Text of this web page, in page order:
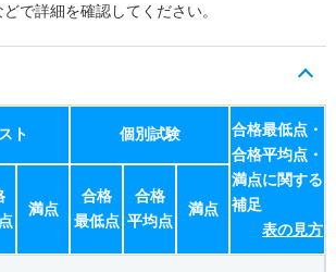
で詳細を確認してください。
ト 個別試験
合格最低点・
合格平均点・
満点に関する
補足
表の見方
満点
合格
最低点
合格
平均点
満点